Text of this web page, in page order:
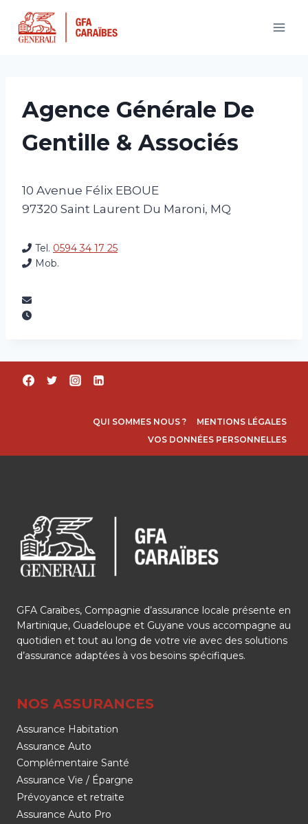
contenu
Agence Générale De
Gentille & Associés
10 Avenue Félix EBOUE
97320 Saint Laurent Du Maroni, MQ
Tel. 0594 34 17 25
Mob.
QUI SOMMES NOUS ?
MENTIONS LÉGALES
VOS DONNÉES PERSONNELLES
GFA Caraïbes, Compagnie d’assurance locale présente en
Martinique, Guadeloupe et Guyane vous accompagne au
quotidien et tout au long de votre vie avec des solutions
d’assurance adaptées à vos besoins spécifiques.
NOS ASSURANCES
Assurance Habitation
Assurance Auto
Complémentaire Santé
Assurance Vie / Épargne
Prévoyance et retraite
Assurance Auto Pro